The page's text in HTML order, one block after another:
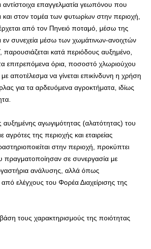
αντίστοιχα επαγγελματία γεωπόνου που
και στον τομέα των φυτωρίων στην περιοχή,
από τον Πηνειό ποταμό, μέσω της
εν συνεχεία μέσω των χωμάτινων-ανοιχτών
κατά περιόδους αυξημένο,
όρια, ποσοστό χλωριούχου
αποτέλεσμα να γίνεται επικίνδυνη η χρήση
για τα αρδευόμενα αγροκτήματα, ιδίως
αγωγιμότητας (αλατότητας) του
της περιοχής και εταιρείας
στην περιοχή, προκύπτει
πραγματοποίησαν σε συνεργασία με
ανάλυσης, αλλά όπως
από ελέγχους του Φορέα Διαχείρισης της
τους χαρακτηρισμούς της ποιότητας